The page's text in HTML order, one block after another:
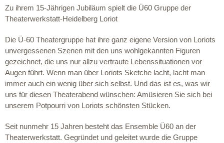
Zu ihrem 15-Jährigen Jubiläum spielt die Ü60 Gruppe der
Theaterwerkstatt-Heidelberg Loriot
Die Ü-60 Theatergruppe hat ihre ganz eigene Version von Loriots
unvergessenen Szenen mit den uns wohlgekannten Figuren
gezeichnet, die uns nur allzu vertraute Lebenssituationen vor
Augen führt. Wenn man über Loriots Sketche lacht, lacht man
immer auch ein wenig über sich selbst. Und das ist es, was wir
uns für diesen Theaterabend wünschen: Amüsieren Sie sich bei
unserem Potpourri von Loriots schönsten Stücken.
Seit nunmehr 15 Jahren besteht das Ensemble Ü60 an der
Theaterwerkstatt. Gegründet und geleitet wurde die Gruppe